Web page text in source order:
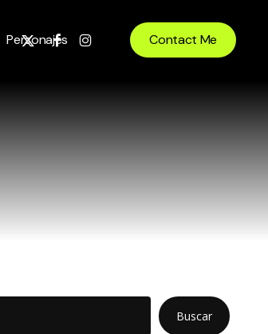
Personajes
x-
facebookinstagram Contact Me
Buscar